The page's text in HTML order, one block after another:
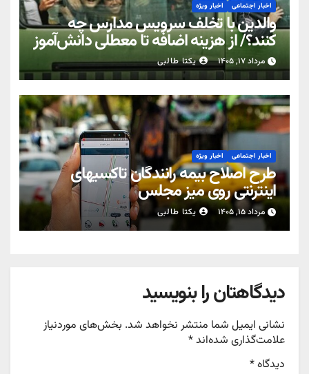
اخبار اجتماعی اخبار ویژه
والدین با تخلف سرویس مدارس چه
کنند؟/ از هزینه اضافه تا معطلی دانش‌آموز
مرداد ۱۷, ۱۴۰۵ یکتا طالبی
اخبار اجتماعی اخبار ویژه
طرح اصلاح بیمه رانندگان تاکسیهای
اینترنتی روی میز مجلس
مرداد ۱۵, ۱۴۰۵ یکتا طالبی
دیدگاهتان را بنویسید
نشانی ایمیل شما منتشر نخواهد شد. بخش‌های موردنیاز
علامت‌گذاری شده‌اند*
دیدگاه*